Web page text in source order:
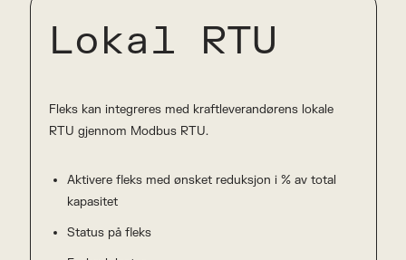
Lokal RTU
Fleks kan integreres med kraftleverandørens lokale
RTU gjennom Modbus RTU.
Aktivere fleks med ønsket reduksjon i % av total
kapasitet
Status på fleks